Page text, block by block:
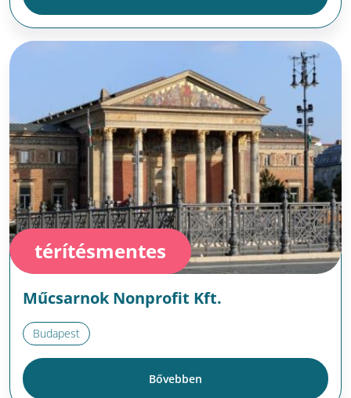
térítésmentes
Műcsarnok Nonprofit Kft.
Budapest
Bővebben